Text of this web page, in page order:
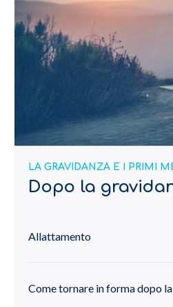
LA GRAVIDANZA E I PRIMI
Dopo la
Allattamento
Come tornare in forma dopo